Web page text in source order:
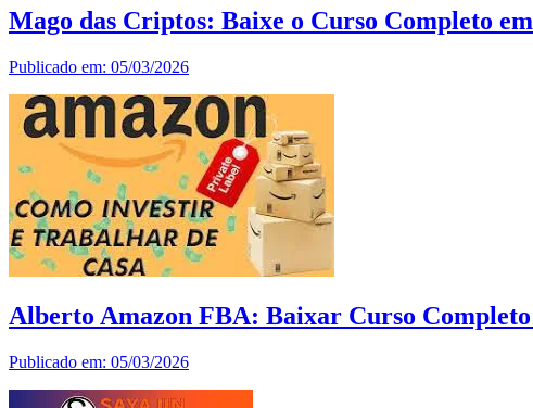
Mago das Criptos: Baixe o Curso Completo
Publicado em: 05/03/2026
Alberto Amazon FBA: Baixar Curso
Publicado em: 05/03/2026